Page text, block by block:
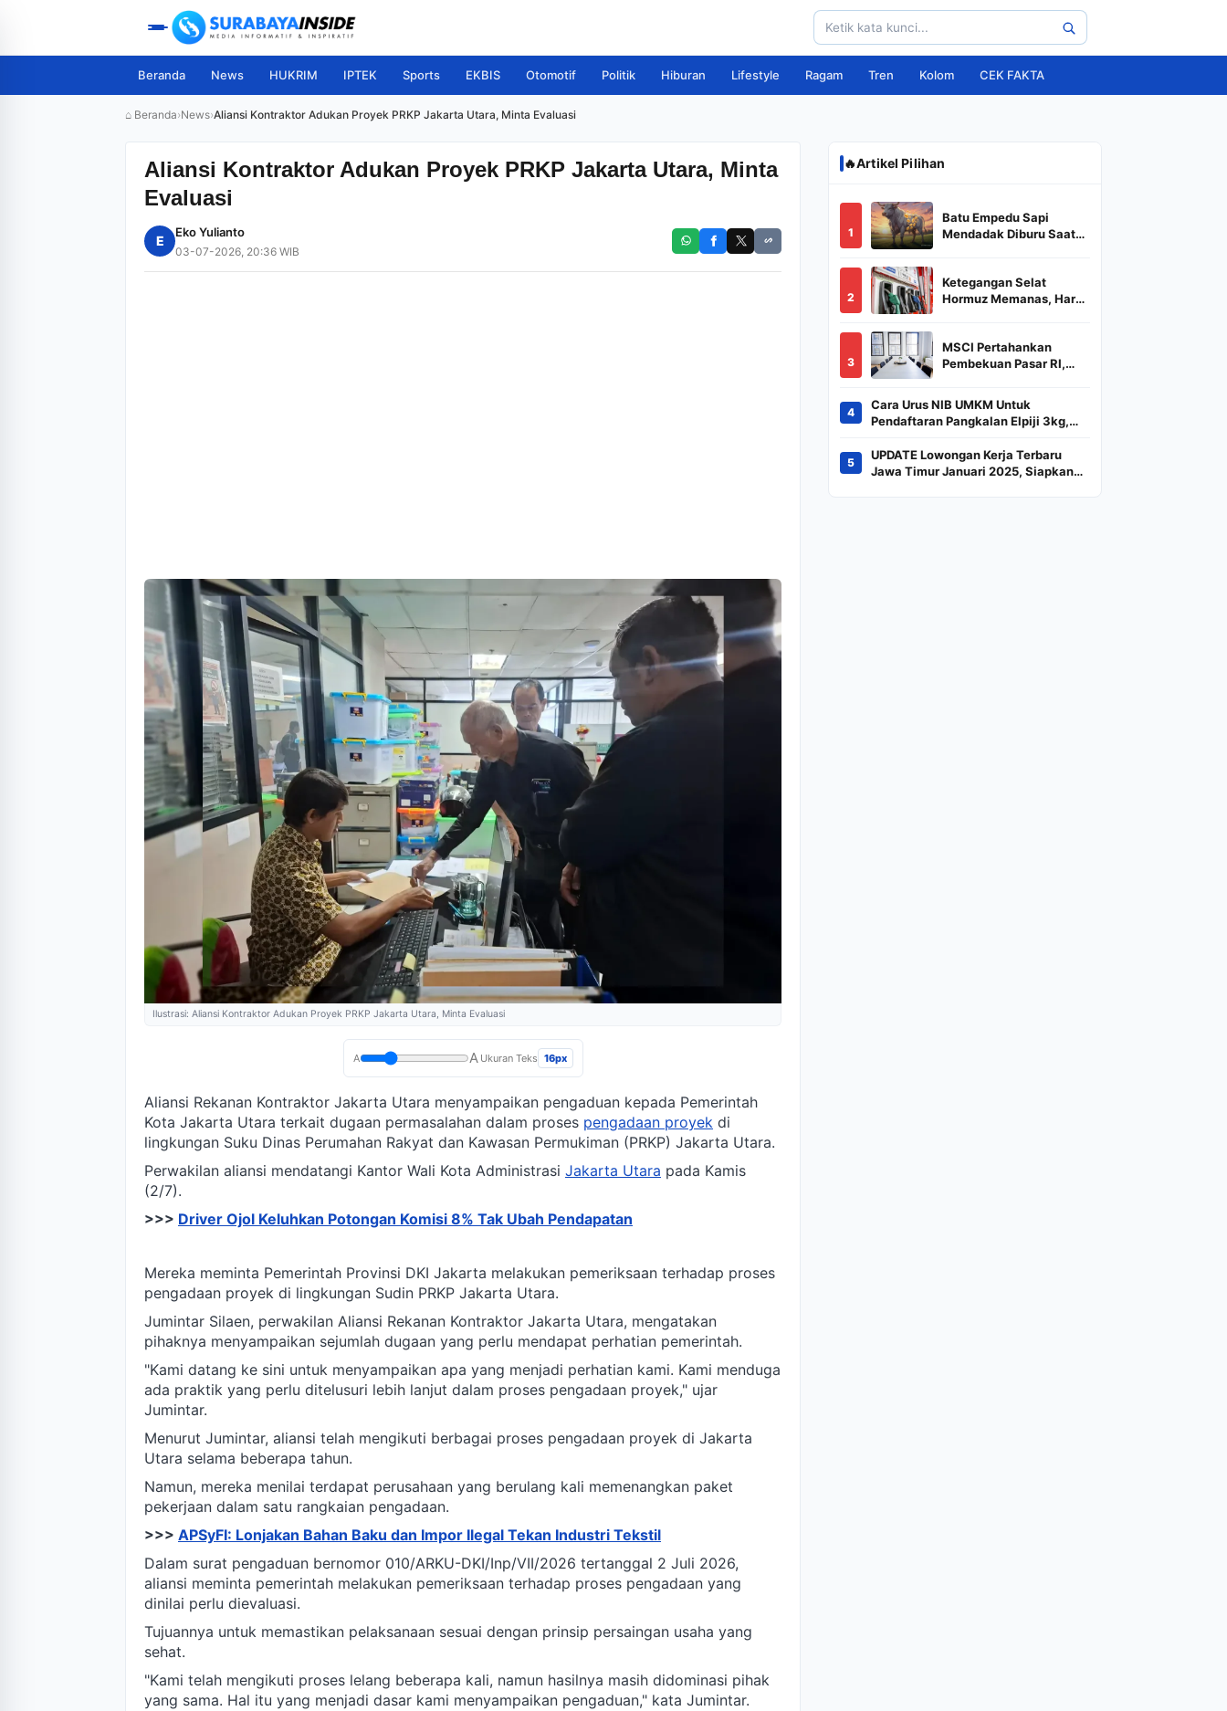
Beranda News HUKRIM IPTEK Sports EKBIS Otomotif Politik Hiburan Lifestyle Ragam Tren Kolom CEK FAKTA
⌂ Beranda›News›Aliansi Kontraktor Adukan Proyek PRKP Jakarta Utara, Minta Evaluasi
Aliansi Kontraktor Adukan Proyek PRKP Jakarta Utara, Minta
Evaluasi
E
Eko Yulianto
03-07-2026, 20:36 WIB
Ilustrasi: Aliansi Kontraktor Adukan Proyek PRKP Jakarta Utara, Minta Evaluasi
A A Ukuran Teks 16px
Aliansi Rekanan Kontraktor Jakarta Utara menyampaikan pengaduan kepada Pemerintah
Kota Jakarta Utara terkait dugaan permasalahan dalam proses pengadaan proyek di
lingkungan Suku Dinas Perumahan Rakyat dan Kawasan Permukiman (PRKP) Jakarta Utara.
Perwakilan aliansi mendatangi Kantor Wali Kota Administrasi Jakarta Utara pada Kamis
(2/7).
>>> Driver Ojol Keluhkan Potongan Komisi 8% Tak Ubah Pendapatan
Mereka meminta Pemerintah Provinsi DKI Jakarta melakukan pemeriksaan terhadap proses
pengadaan proyek di lingkungan Sudin PRKP Jakarta Utara.
Jumintar Silaen, perwakilan Aliansi Rekanan Kontraktor Jakarta Utara, mengatakan
pihaknya menyampaikan sejumlah dugaan yang perlu mendapat perhatian pemerintah.
"Kami datang ke sini untuk menyampaikan apa yang menjadi perhatian kami. Kami menduga
ada praktik yang perlu ditelusuri lebih lanjut dalam proses pengadaan proyek," ujar
Jumintar.
Menurut Jumintar, aliansi telah mengikuti berbagai proses pengadaan proyek di Jakarta
Utara selama beberapa tahun.
Namun, mereka menilai terdapat perusahaan yang berulang kali memenangkan paket
pekerjaan dalam satu rangkaian pengadaan.
>>> APSyFI: Lonjakan Bahan Baku dan Impor Ilegal Tekan Industri Tekstil
Dalam surat pengaduan bernomor 010/ARKU-DKI/Inp/VII/2026 tertanggal 2 Juli 2026,
aliansi meminta pemerintah melakukan pemeriksaan terhadap proses pengadaan yang
dinilai perlu dievaluasi.
Tujuannya untuk memastikan pelaksanaan sesuai dengan prinsip persaingan usaha yang
sehat.
"Kami telah mengikuti proses lelang beberapa kali, namun hasilnya masih didominasi pihak
yang sama. Hal itu yang menjadi dasar kami menyampaikan pengaduan," kata Jumintar.
🔥Artikel Pilihan
1
Batu Empedu Sapi
Mendadak Diburu Saat
Puluhan Juta
2
Ketegangan Selat
Hormuz Memanas, Harga
3
MSCI Pertahankan
Pembekuan Pasar RI,
Indeks
4
Cara Urus NIB UMKM Untuk
Pendaftaran Pangkalan Elpiji 3kg,
Kilogram
5
UPDATE Lowongan Kerja Terbaru
Jawa Timur Januari 2025, Siapkan